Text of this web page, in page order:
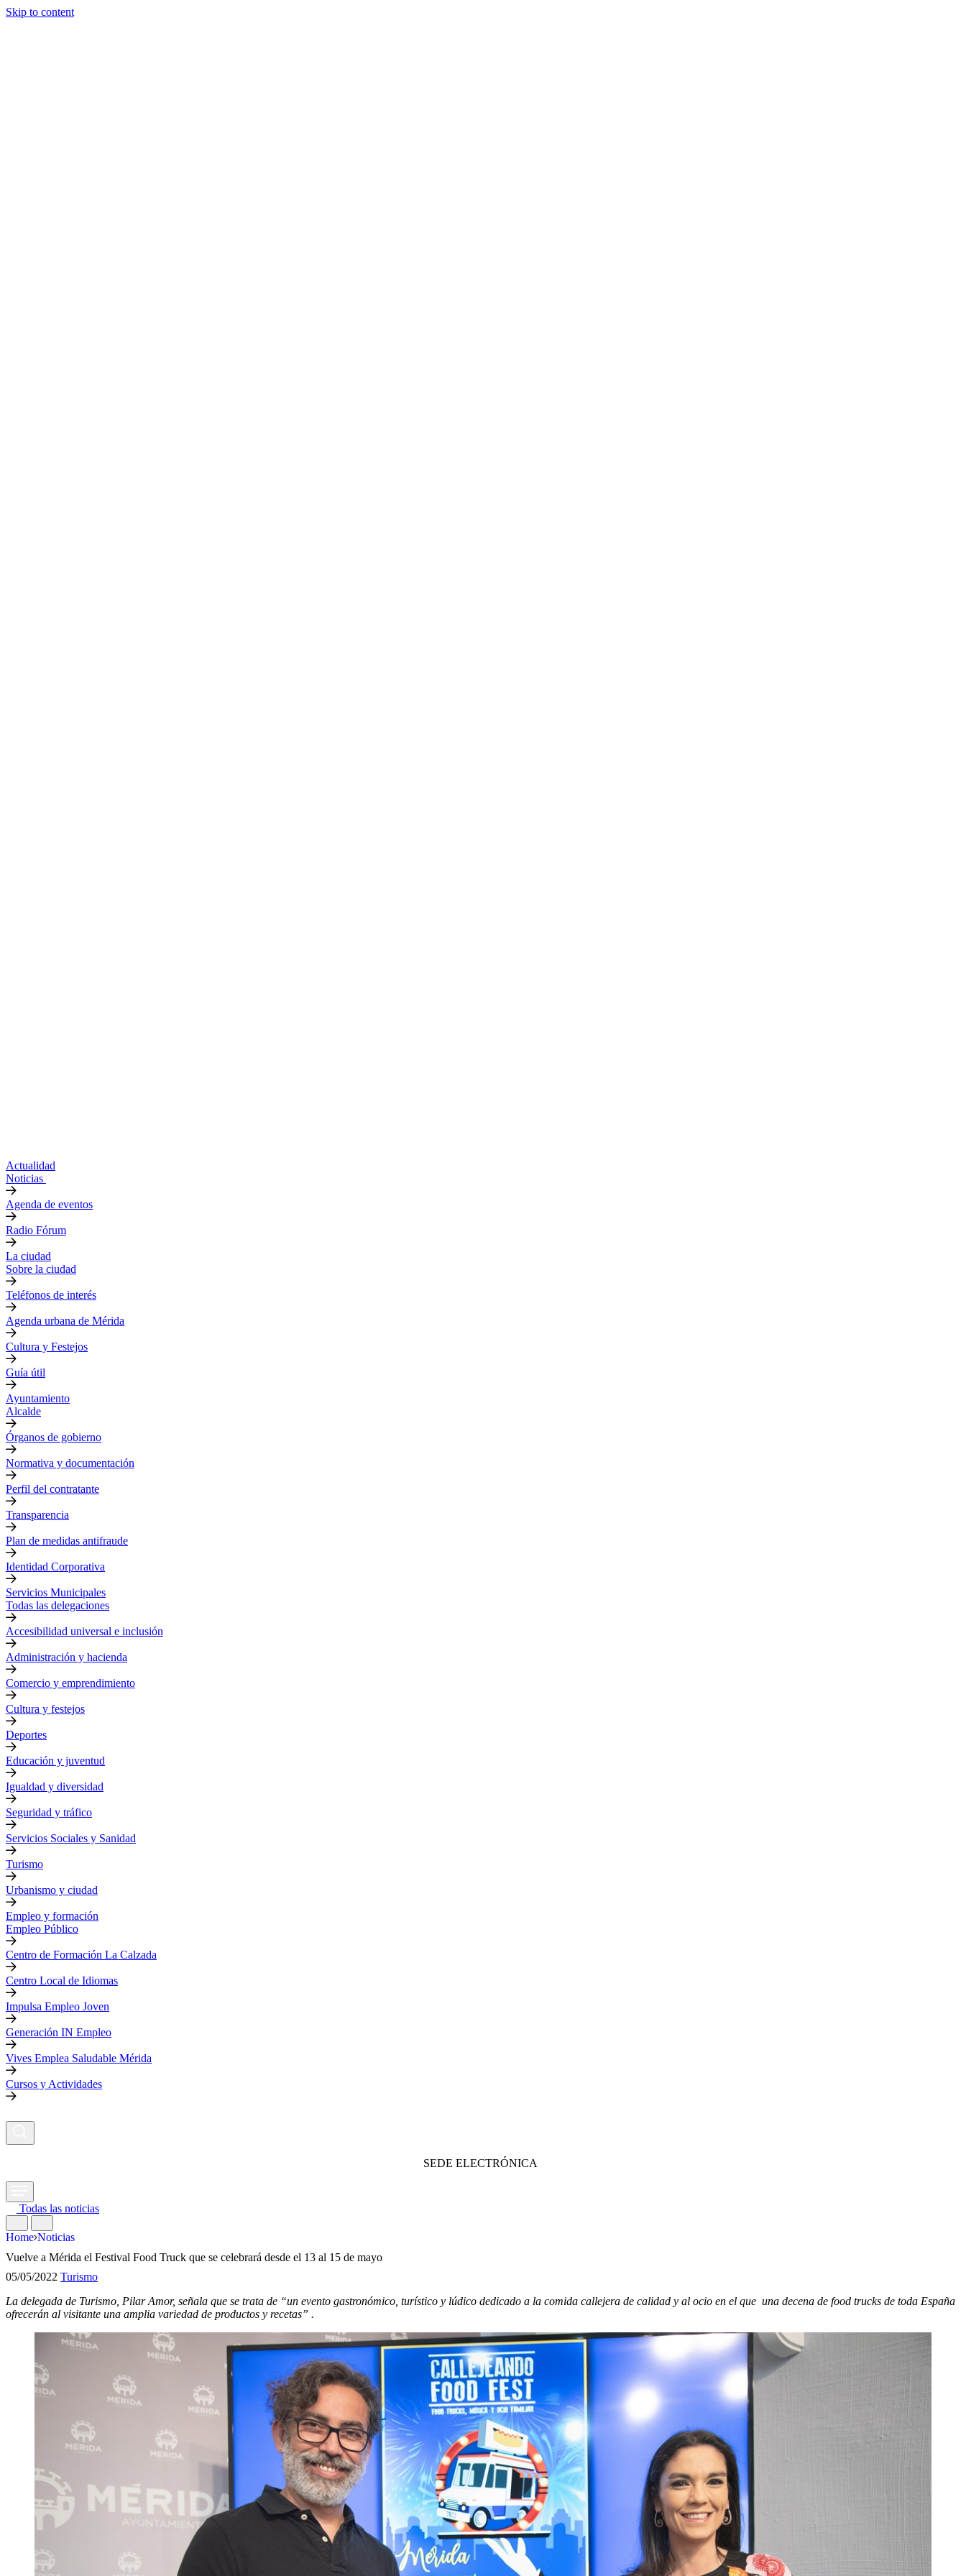
Skip to content
Actualidad
Noticias
Agenda de eventos
Radio Fórum
La ciudad
Sobre la ciudad
Teléfonos de interés
Agenda urbana de Mérida
Cultura y Festejos
Guía útil
Ayuntamiento
Alcalde
Órganos de gobierno
Normativa y documentación
Perfil del contratante
Transparencia
Plan de medidas antifraude
Identidad Corporativa
Servicios Municipales
Todas las delegaciones
Accesibilidad universal e inclusión
Administración y hacienda
Comercio y emprendimiento
Cultura y festejos
Deportes
Educación y juventud
Igualdad y diversidad
Seguridad y tráfico
Servicios Sociales y Sanidad
Turismo
Urbanismo y ciudad
Empleo y formación
Empleo Público
Centro de Formación La Calzada
Centro Local de Idiomas
Impulsa Empleo Joven
Generación IN Empleo
Vives Emplea Saludable Mérida
Cursos y Actividades
SEDE ELECTRÓNICA
Todas las noticias
Home Noticias
Vuelve a Mérida el Festival Food Truck que se celebrará desde el 13 al 15 de mayo
05/05/2022 Turismo
La delegada de Turismo, Pilar Amor, señala que se trata de “un evento gastronómico, turístico y lúdico dedicado a la comida callejera de calidad y al ocio en el que una decena de food trucks de toda España
ofrecerán al visitante una amplia variedad de productos y recetas” .